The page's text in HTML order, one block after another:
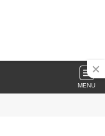
MENU